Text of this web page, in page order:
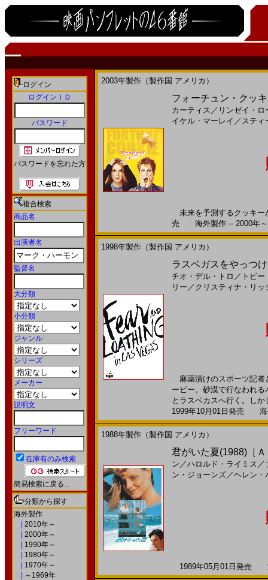
ログイン
ログインＩＤ
パスワード
パスワードを忘れた方
複合検索
商品名
出演者名
監督名
大分類
小分類
ジャンル
シリーズ
メーカー
説明文
フリーワード
在庫有のみ検索
簡易検索に戻る...
分類から探す
海外製作
2010年～
2000年～
1990年～
1980年～
1970年～
～1969年
2003年製作（製作国 アメリカ）
フォーチュン・クッ
カーティス ／ リンゼイ・ロ
イケル・マーレイ ／ スティ
未来を予測するクッキー
売 海外製作 -- 2000年～
1998年製作（製作国 アメリカ）
ラスベガスをやっつ
チオ・デル・トロ ／ トビ
リー ／ クリスティナ・リッ
麻薬漬けのスポーツ記者
ービー。砂漠で行なわれ
とラスベカスへ行く。し
1999年10月01日発売 海
1988年製作（製作国 アメリカ）
君がいた夏(1988)［
ン ／ハロルド・ライミス ／
ン・ジョーンズ／ヘレン・
1989年05月01日発売